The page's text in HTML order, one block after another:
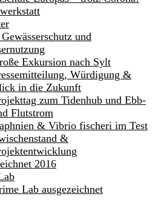
und
Exkursion nach Sylt
Würdigung &
in die Zukunft
zum Tidenhub und Ebb-
Flutstrom
& Vibrio fischeri im Test
&
2016
Lab ausgezeichnet